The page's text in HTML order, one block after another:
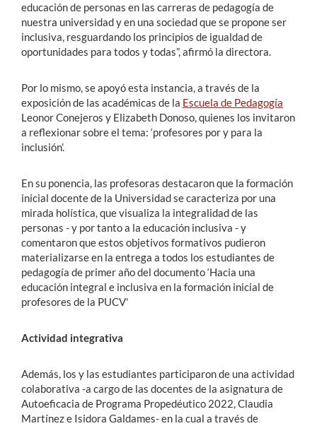
educación de personas en las carreras de pedagogía de
nuestra universidad y en una sociedad que se propone ser
inclusiva, resguardando los principios de igualdad de
oportunidades para todos y todas”, afirmó la directora.
Por lo mismo, se apoyó esta instancia, a través de la
exposición de las académicas de la Escuela de Pedagogía
Leonor Conejeros y Elizabeth Donoso, quienes los invitaron
a reflexionar sobre el tema: ‘profesores por y para la
inclusión’.
En su ponencia, las profesoras destacaron que la formación
inicial docente de la Universidad se caracteriza por una
mirada holística, que visualiza la integralidad de las
personas - y por tanto a la educación inclusiva - y
comentaron que estos objetivos formativos pudieron
materializarse en la entrega a todos los estudiantes de
pedagogía de primer año del documento ‘Hacia una
educación integral e inclusiva en la formación inicial de
profesores de la PUCV'
Actividad integrativa
Además, los y las estudiantes participaron de una actividad
colaborativa -a cargo de las docentes de la asignatura de
Autoeficacia de Programa Propedéutico 2022, Claudia
Martínez e Isidora Galdames- en la cual a través de